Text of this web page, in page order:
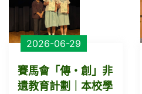
2026-06-29
賽馬會「傳・創」非
遺教育計劃｜本校學